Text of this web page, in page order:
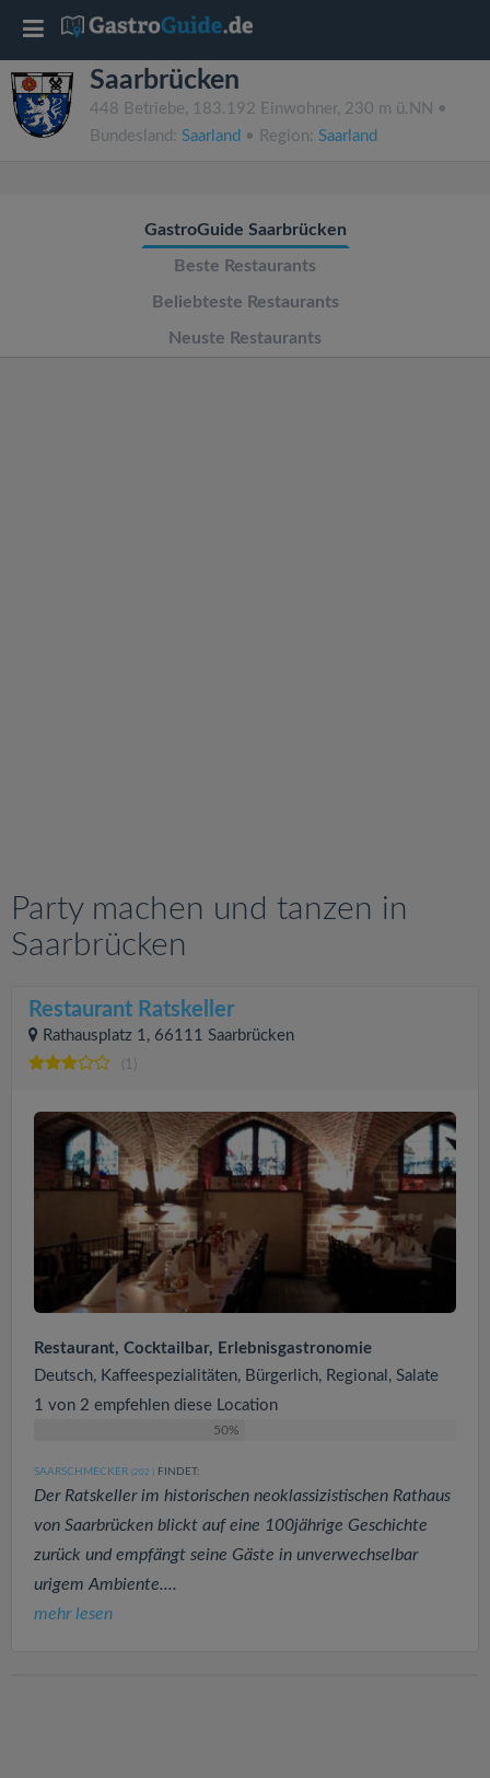
Saarbrücken
448 Betriebe, 183.192 Einwohner, 230 m ü.NN •
Bundesland: Saarland • Region: Saarland
GastroGuide Saarbrücken
Beste Restaurants
Beliebteste Restaurants
Neuste Restaurants
Party machen und tanzen in
Saarbrücken
Restaurant Ratskeller
Rathausplatz 1, 66111 Saarbrücken
(1)
Restaurant, Cocktailbar, Erlebnisgastronomie
Deutsch, Kaffeespezialitäten, Bürgerlich, Regional, Salate
1 von 2 empfehlen diese Location
50%
SAARSCHMECKER (202 ) FINDET:
Der Ratskeller im historischen neoklassizistischen Rathaus
von Saarbrücken blickt auf eine 100jährige Geschichte
zurück und empfängt seine Gäste in unverwechselbar
urigem Ambiente....
mehr lesen
T
o
g